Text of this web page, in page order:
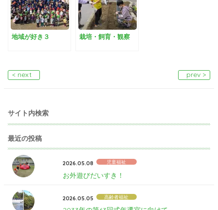
地域が好き３ 栽培・飼育・観察
< next prev >
サイト内検索
最近の投稿
2026.05.08 児童福祉
お外遊びだいすき！
2026.05.05 高齢者福祉